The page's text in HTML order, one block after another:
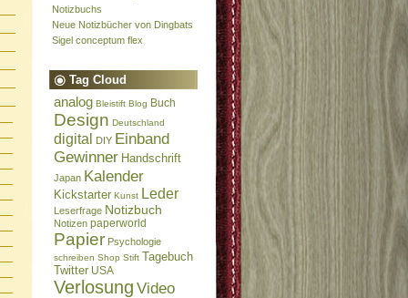
Notizbuchs
Neue Notizbücher von Dingbats
Sigel conceptum flex
Tag Cloud
analog Bleistift Blog Buch
Design Deutschland
digital DIY Einband
Gewinner Handschrift
Japan Kalender
Kickstarter Kunst Leder
Leserfrage Notizbuch
Notizen paperworld
Papier Psychologie
schreiben Shop Stift Tagebuch
Twitter USA
Verlosung Video